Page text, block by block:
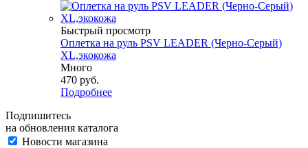
Быстрый просмотр
Оплетка на руль PSV LEADER (Черно-Серый)
XL,экокожа
Много
470 руб.
Подробнее
Подпишитесь
на обновления каталога
Новости магазина